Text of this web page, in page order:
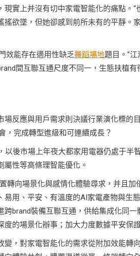
實上并沒有切中家電智能化的痛點。
欲墜，但她卻感到前所未有的平靜。
效能存在適用性缺乏舞蹈場地題目。”
間互聯互通尺度不同一，生態扶植
反應與用戶需求則決議行業演化標的
，完成轉型進級和可連續成長？
以後市場上年夜大都家用電器仍處于半
性等高條理智能優化。
轉向場景化與感情化體驗尋求，并且加
用、平安、有溫度的AI家電產物與生
跨brand裝備互聯互通，供給集成化同
的場景化辦事；加大力度數據平安保
變，對家電智能化的需求從附加效能轉